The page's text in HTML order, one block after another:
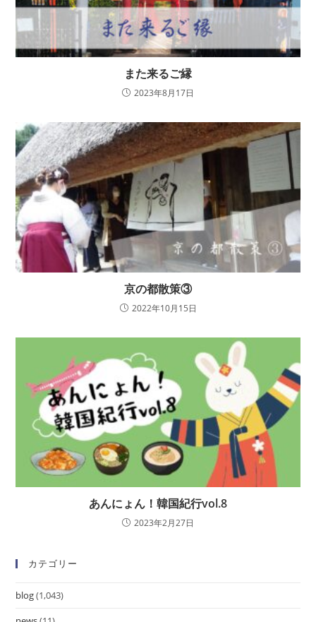
また来るご縁
2023年8月17日
京の都散策③
2022年10月15日
あんにょん！韓国紀行vol.8
2023年2月27日
カテゴリー
blog(1,043)